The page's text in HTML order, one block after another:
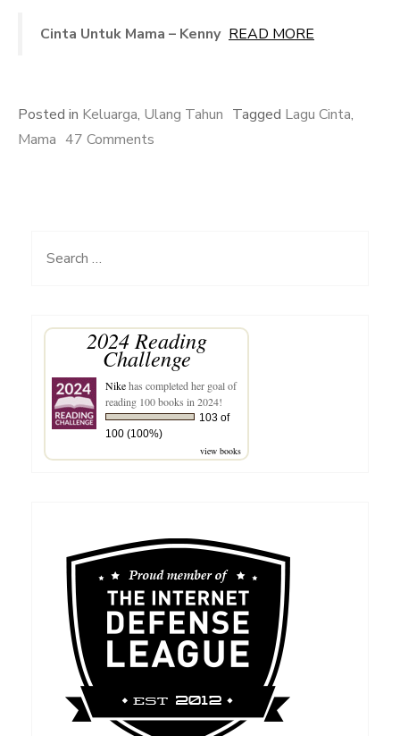
Cinta Untuk Mama – Kenny READ MORE
Posted in Keluarga, Ulang Tahun Tagged Lagu Cinta,
Mama 47 Comments
Search
2024 Reading
Challenge
Nikehas completed her goal of
reading 100 books in 2024!
103 of
100 (100%)
view books